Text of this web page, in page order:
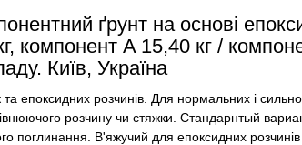
ґрунт на основі
компонент A 15,40 кг /
Київ, Україна
епоксидних розчинів. Для нормальних і
розчину чи стяжки. Стандарнтый
поглинання. В'яжучий для епоксидних розчинів